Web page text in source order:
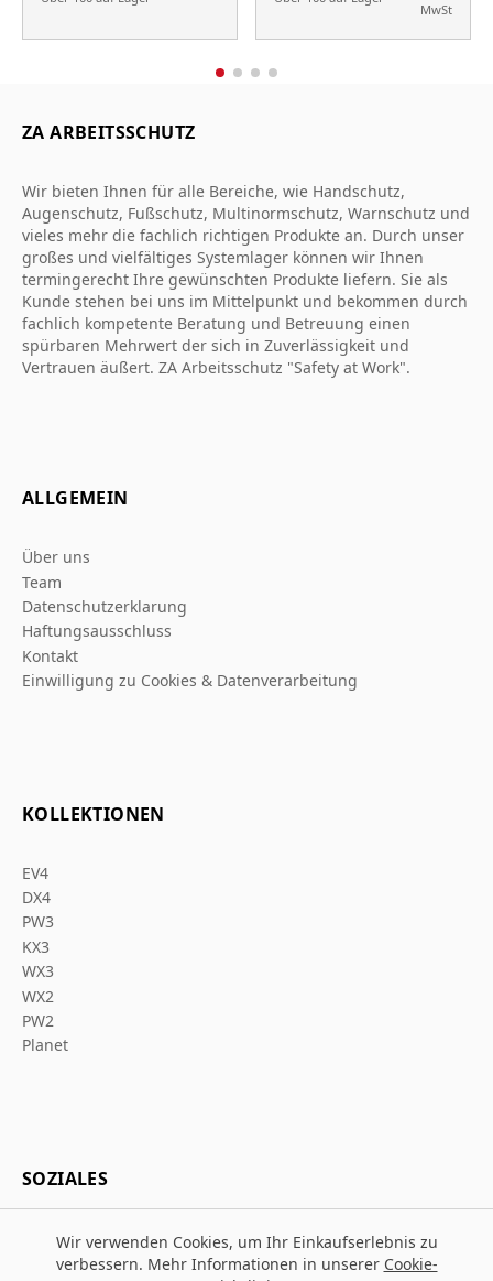
MwSt
ZA ARBEITSSCHUTZ
Wir bieten Ihnen für alle Bereiche, wie Handschutz,
Augenschutz, Fußschutz, Multinormschutz, Warnschutz und
vieles mehr die fachlich richtigen Produkte an. Durch unser
großes und vielfältiges Systemlager können wir Ihnen
termingerecht Ihre gewünschten Produkte liefern. Sie als
Kunde stehen bei uns im Mittelpunkt und bekommen durch
fachlich kompetente Beratung und Betreuung einen
spürbaren Mehrwert der sich in Zuverlässigkeit und
Vertrauen äußert. ZA Arbeitsschutz "Safety at Work".
ALLGEMEIN
Über uns
Team
Datenschutzerklarung
Haftungsausschluss
Kontakt
Einwilligung zu Cookies & Datenverarbeitung
KOLLEKTIONEN
EV4
DX4
PW3
KX3
WX3
WX2
PW2
Planet
SOZIALES
Wir verwenden Cookies, um Ihr Einkaufserlebnis zu
verbessern. Mehr Informationen in unserer Cookie-